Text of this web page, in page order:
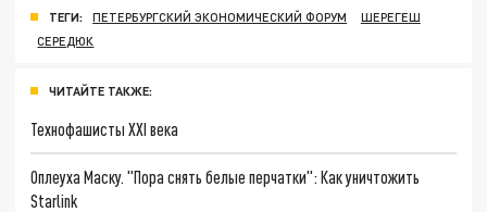
ТЕГИ: ПЕТЕРБУРГСКИЙ ЭКОНОМИЧЕСКИЙ ФОРУМ
ШЕРЕГЕШ
СЕРЕДЮК
ЧИТАЙТЕ ТАКЖЕ:
Технофашисты XXI века
Оплеуха Маску. "Пора снять белые перчатки": Как уничтожить
Starlink